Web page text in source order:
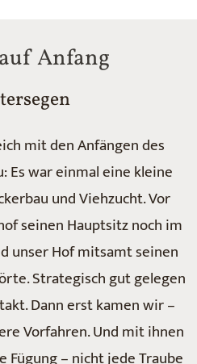
Anfang
mit den Anfängen des
Es war einmal eine kleine
und Viehzucht. Vor
seinen Hauptsitz noch im
unser Hof mitsamt seinen
Strategisch gut gelegen
Dann erst kamen wir –
Vorfahren. Und mit ihnen
Fügung – nicht jede Traube